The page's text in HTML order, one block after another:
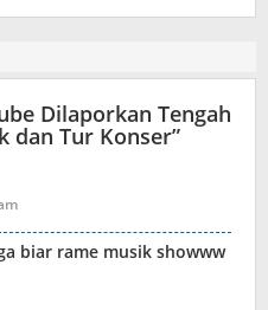
Dilaporkan Tengah
dan Tur Konser”
biar rame musik showww